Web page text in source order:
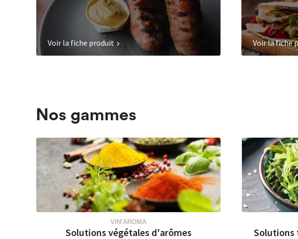
Voir la fiche produit Voir la fiche
Nos gammes
VIN'AROMA
Solutions végétales d'arômes Solutions